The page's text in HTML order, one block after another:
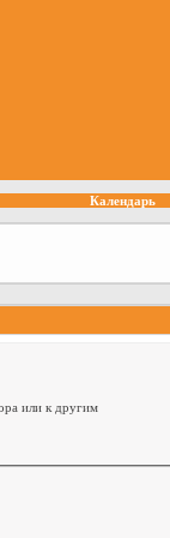
Календарь
или к другим